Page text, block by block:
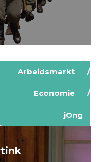
Arbeidsmarkt
Economie
jOng